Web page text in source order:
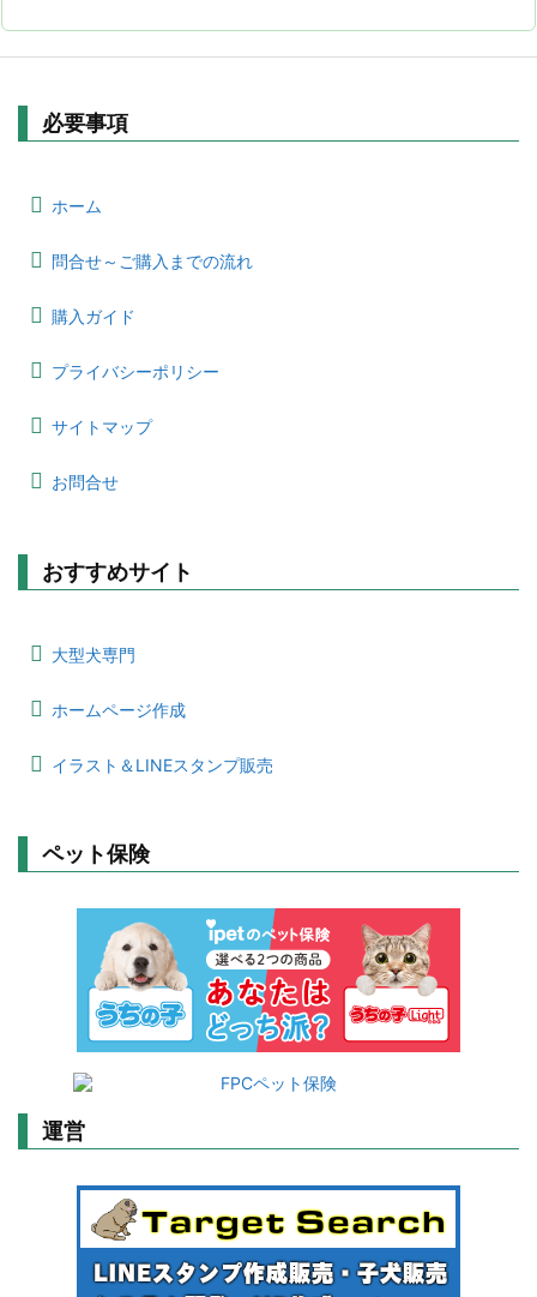
必要事項
ホーム
問合せ～ご購入までの流れ
購入ガイド
プライバシーポリシー
サイトマップ
お問合せ
おすすめサイト
大型犬専門
ホームページ作成
イラスト＆LINEスタンプ販売
ペット保険
運営